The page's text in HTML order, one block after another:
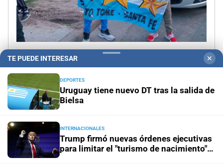
18:37 /Jue.05.09.2024
Con la ausencia de Lionel Messi y Ángel Di María,
Scaloni podría parar este 11 inicial ante Chile: Dibu
TE PUEDE INTERESAR ✕
DEPORTES
Uruguay tiene nuevo DT tras la salida de
Bielsa
INTERNACIONALES
Trump firmó nuevas órdenes ejecutivas
para limitar el "turismo de nacimiento"